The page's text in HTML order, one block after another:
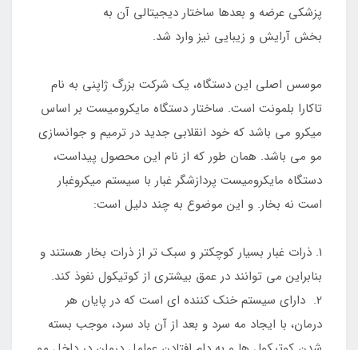
پزشکی عرضه و بعدها ساختار دیجیتالی آن به
بخش آرایش و زیبایی نیز وارد شد.
موسس اصلی این دستگاه، یک شرکت بزرگ ژاپنی به نام
تاکارا بلمونت است. ساختار دستگاه مایکرومیست بر اساس
میکرو می باشد که خود انقلابی جدید در ترمیم و جوانسازی
مو می باشد. همان طور که از نام این محصول پیداست،
دستگاه مایکرومیست پردازشگر غبار با سیستم میکروغبار
است نه بخار. و این موضوع به چند دلیل است:
1. ذرات غبار بسیار کوچکتر و سبک تر از ذرات بخار هستند و
بنابراین می توانند در عمق بیشتری از کوتیکول نفوذ کند.
2. دارای سیستم خنک کننده ای است که در پایان هر
درمان، با ایجاد مه سرد و بعد از آن باد سرد، موجب بسته